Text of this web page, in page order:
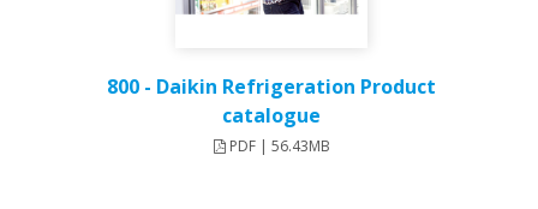
800 - Daikin Refrigeration Product
catalogue
PDF | 56.43MB